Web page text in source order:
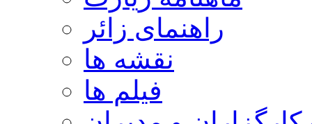
راهنمای زائر
نقشه ها
فیلم ها